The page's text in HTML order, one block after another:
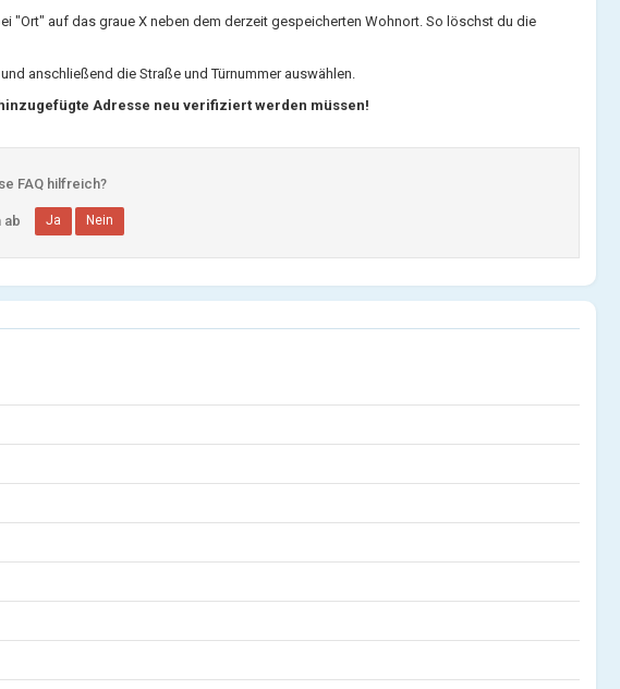
"Ort" auf das graue X neben dem derzeit gespeicherten Wohnort. So löschst du die
anschließend die Straße und Türnummer auswählen.
Adresse neu verifiziert werden müssen!
FAQ hilfreich?
ab Ja Nein